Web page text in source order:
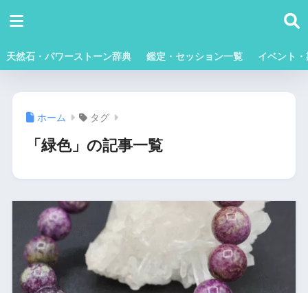
天然石・パワーストーン辞典 鑑定・セッション一覧 イベント
ホーム タグ
「緑色」の記事一覧